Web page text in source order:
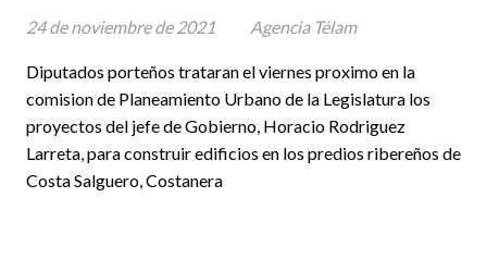
Diputados porteños trataran el viernes proximo en la
comision de Planeamiento Urbano de la Legislatura los
proyectos del jefe de Gobierno, Horacio Rodriguez
Larreta, para construir edificios en los predios ribereños de
Costa Salguero, Costanera
24 de noviembre de 2021 Agencia Télam